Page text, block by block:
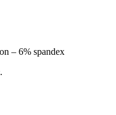
– 6% spandex